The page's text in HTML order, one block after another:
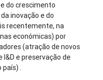
do crescimento
inovação e do
recentemente, na
económicas) por
(atração de novos
e preservação de
país) .